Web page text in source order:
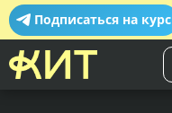
Подписаться на курс